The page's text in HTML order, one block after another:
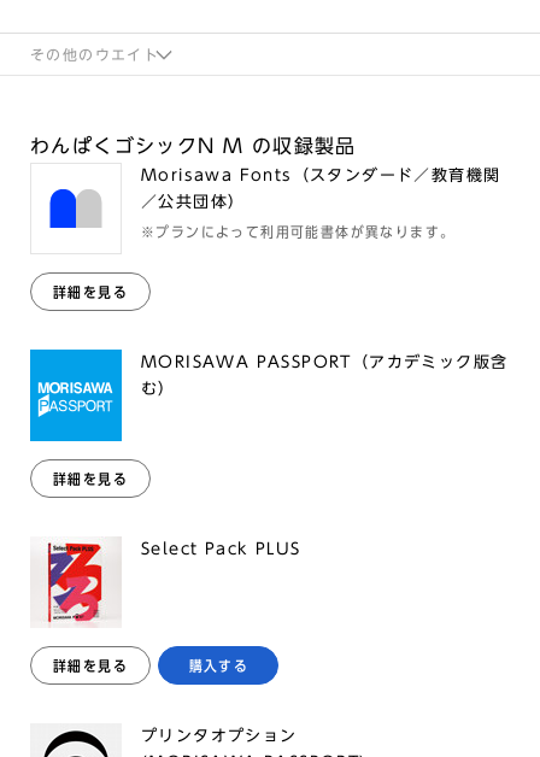
その他のウエイト
わんぱくゴシックN M の収録製品
Morisawa Fonts（スタンダード／教育機関
／公共団体）
※プランによって利用可能書体が異なります。
詳細を見る
MORISAWA PASSPORT（アカデミック版含
む）
詳細を見る
Select Pack PLUS
詳細を見る 購入する
プリンタオプション